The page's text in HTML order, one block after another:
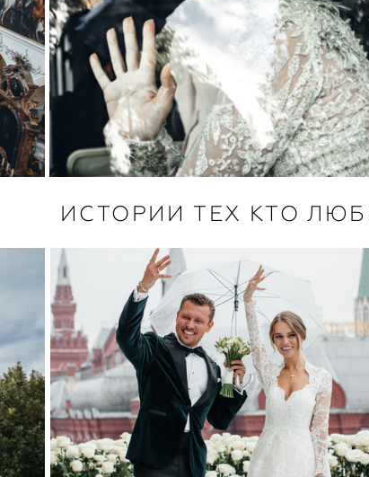
ИСТОРИИ ТЕХ КТО